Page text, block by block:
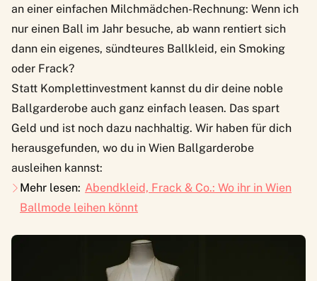
an einer einfachen Milchmädchen-Rechnung: Wenn ich
nur einen Ball im Jahr besuche, ab wann rentiert sich
dann ein eigenes, sündteures Ballkleid, ein Smoking
oder Frack?
Statt Komplettinvestment kannst du dir deine noble
Ballgarderobe auch ganz einfach leasen. Das spart
Geld und ist noch dazu nachhaltig. Wir haben für dich
herausgefunden, wo du in Wien Ballgarderobe
ausleihen kannst:
Mehr lesen: Abendkleid, Frack & Co.: Wo ihr in Wien
Ballmode leihen könnt